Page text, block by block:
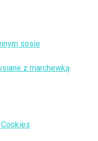
sosie
z marchewką